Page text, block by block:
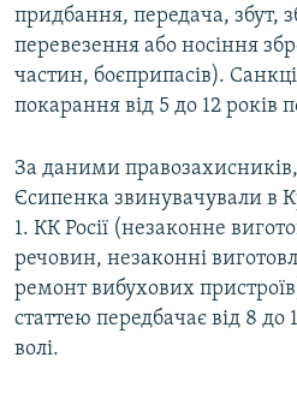
придбання, передача, збут,
перевезення або носіння
частин, боєприпасів).
покарання від 5 до 12 років
За даними
Єсипенка звинувачували в
1. КК Росії (незаконне
речовин, незаконні
ремонт вибухових
статтею передбачає від 8 до
волі.